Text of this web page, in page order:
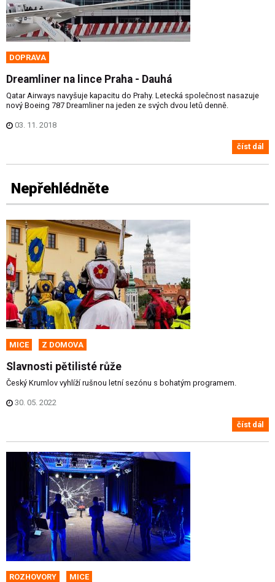
DOPRAVA
Dreamliner na lince Praha - Dauhá
Qatar Airways navyšuje kapacitu do Prahy. Letecká společnost nasazuje
nový Boeing 787 Dreamliner na jeden ze svých dvou letů denně.
03. 11. 2018
číst dál
Nepřehlédněte
MICE Z DOMOVA
Slavnosti pětilisté růže
Český Krumlov vyhlíží rušnou letní sezónu s bohatým programem.
30. 05. 2022
číst dál
ROZHOVORY MICE